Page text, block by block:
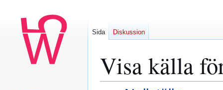
Visa källa
Sida Diskussion